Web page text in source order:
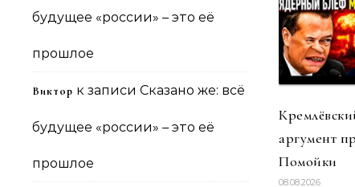
будущее «россии» – это её
прошлое
Виктор к записи Сказано же: всё
будущее «россии» – это её
прошлое
аргумент
Помойки
08.08.2026